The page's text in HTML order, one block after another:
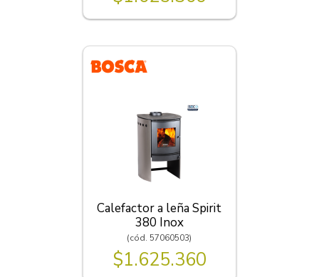
Calefactor a leña Spirit
380 Inox
(cód. 57060503)
$1.625.360